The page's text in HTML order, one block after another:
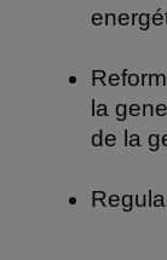
la
de la